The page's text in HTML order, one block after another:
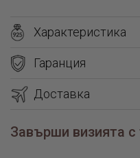
Характеристика
Гаранция
Доставка
Завърши визията с